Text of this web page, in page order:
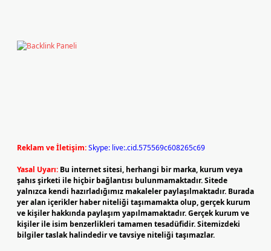
Reklam ve İletişim:Skype: live:.cid.575569c608265c69
Yasal Uyarı: Bu internet sitesi, herhangi bir marka, kurum veya
şahıs şirketi ile hiçbir bağlantısı bulunmamaktadır. Sitede
yalnızca kendi hazırladığımız makaleler paylaşılmaktadır. Burada
yer alan içerikler haber niteliği taşımamakta olup, gerçek kurum
ve kişiler hakkında paylaşım yapılmamaktadır. Gerçek kurum ve
kişiler ile isim benzerlikleri tamamen tesadüfidir. Sitemizdeki
bilgiler taslak halindedir ve tavsiye niteliği taşımazlar.